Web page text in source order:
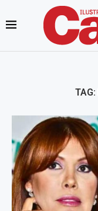
TAG: